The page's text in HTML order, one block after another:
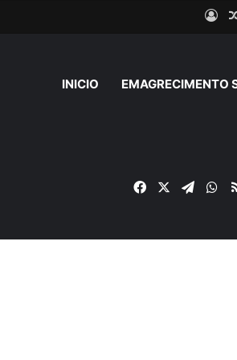
INICIO EMAGRECIMENTO
Facebook